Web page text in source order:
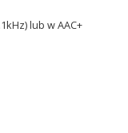
lub w AAC+